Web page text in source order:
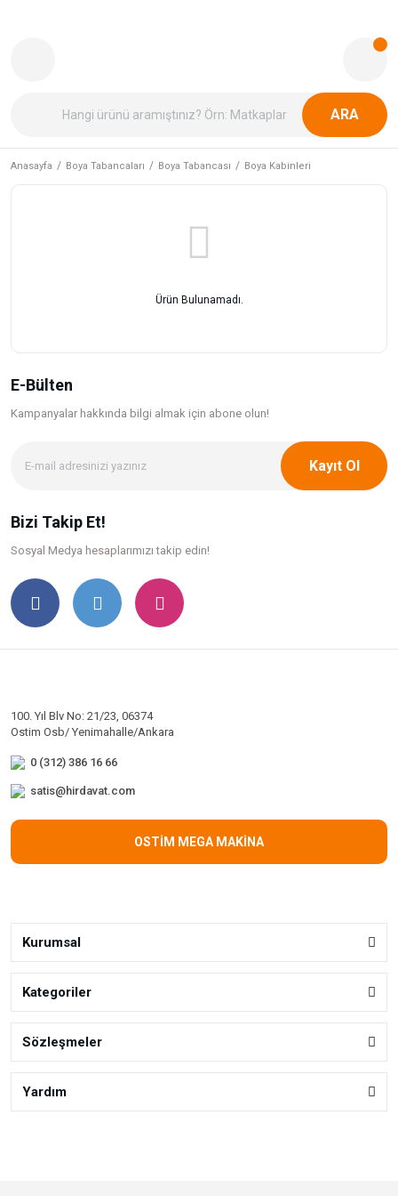
ARA
Anasayfa Boya Tabancaları Boya Tabancası Boya Kabinleri
Ürün Bulunamadı.
E-Bülten
Kampanyalar hakkında bilgi almak için abone olun!
Kayıt Ol
Bizi Takip Et!
Sosyal Medya hesaplarımızı takip edin!
100. Yıl Blv No: 21/23, 06374
Ostim Osb/ Yenimahalle/Ankara
0 (312) 386 16 66
satis@hirdavat.com
OSTİM MEGA MAKİNA
Kurumsal
Kategoriler
Sözleşmeler
Yardım